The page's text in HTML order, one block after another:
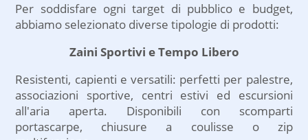
Per soddisfare ogni target di pubblico e budget,
abbiamo selezionato diverse tipologie di prodotti:
Zaini Sportivi e Tempo Libero
Resistenti, capienti e versatili: perfetti per palestre,
associazioni sportive, centri estivi ed escursioni
all'aria aperta. Disponibili con scomparti
portascarpe, chiusure a coulisse o zip